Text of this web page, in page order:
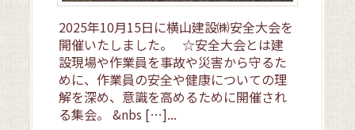
2025年10月15日に横山建設㈱安全大会を
開催いたしました。 ☆安全大会とは建
設現場や作業員を事故や災害から守るた
めに、作業員の安全や健康についての理
解を深め、意識を高めるために開催され
る集会。 &nbs […]...